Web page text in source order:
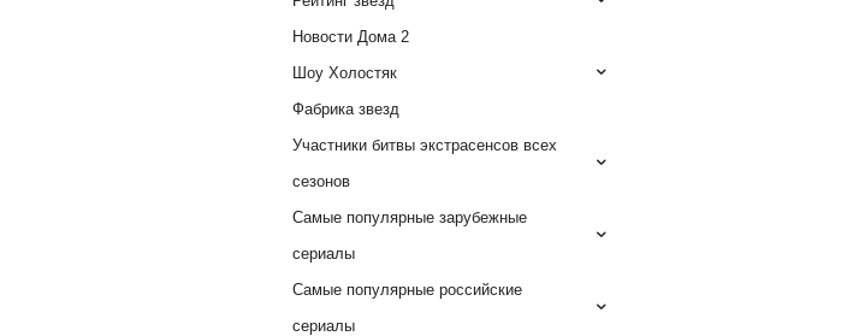
Новости Дома 2
Шоу Холостяк
Фабрика звезд
Участники битвы экстрасенсов всех
сезонов
Самые популярные зарубежные
сериалы
Самые популярные российские
сериалы